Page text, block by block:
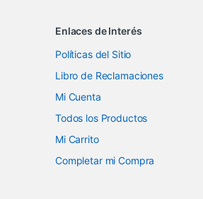
Enlaces de Interés
Políticas del Sitio
Libro de Reclamaciones
Mi Cuenta
Todos los Productos
Mi Carrito
Completar mi Compra